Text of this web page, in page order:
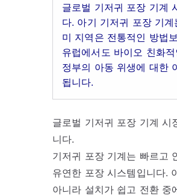
글로벌 기저귀 포장 기계
다. 아기 기저귀 포장 기
미 지역은 전통적인 방법
유럽에서도 바이오 친화
정부의 아동 위생에 대한
됩니다.
글로벌 기저귀 포장 기계
니다.
기저귀 포장 기계는 빠르고
유연한 포장 시스템입니다.
아니라 설치가 쉽고 전환 중